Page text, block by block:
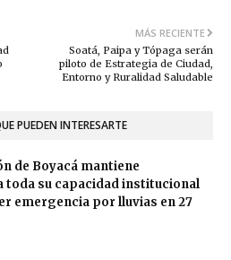
MÁS RECIENTE
Soatá, Paipa y Tópaga serán
piloto de Estrategia de Ciudad,
Entorno y Ruralidad Saludable
PUEDEN INTERESARTE
de Boyacá mantiene
toda su capacidad institucional
emergencia por lluvias en 27